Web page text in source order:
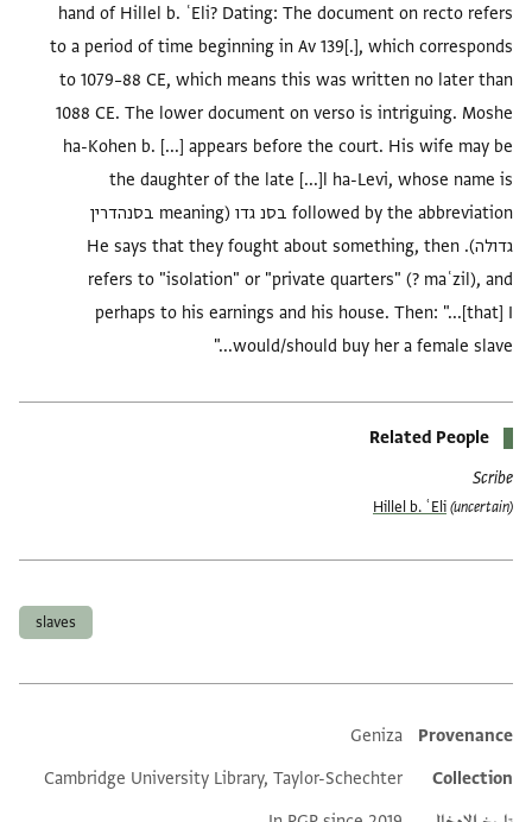
hand of Hillel b. ʿEli? Dating: The document on recto refers
to a period of time beginning in Av 139[.], which corresponds
to 1079–88 CE, which means this was written no later than
1088 CE. The lower document on verso is intriguing. Moshe
ha-Kohen b. [...] appears before the court. His wife may be
the daughter of the late [...]l ha-Levi, whose name is
followed by the abbreviation בסנ גדו (meaning בסנהדרין
גדולה). He says that they fought about something, then
refers to "isolation" or "private quarters" (? maʿzil), and
perhaps to his earnings and his house. Then: "...[that] I
would/should buy her a female slave..."
Related People
Scribe
Hillel b. ʿEli (uncertain)
slaves
Additional metadata
Provenance
Geniza
Collection
Cambridge University Library, Taylor-Schechter